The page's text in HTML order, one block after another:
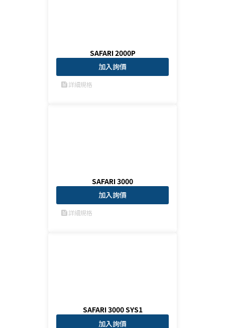
SAFARI 2000P
加入詢價
feed詳細規格
SAFARI 3000
加入詢價
feed詳細規格
SAFARI 3000 SYS1
加入詢價